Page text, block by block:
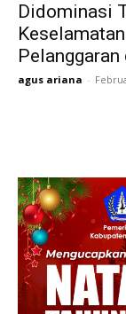
Didominasi
agus ariana -